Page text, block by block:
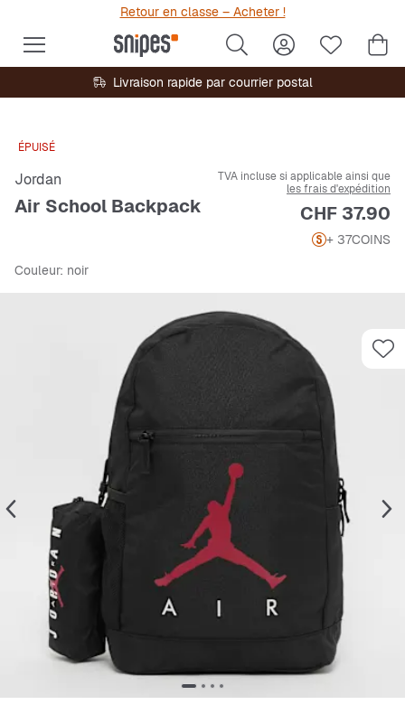
Retour en classe – Acheter !
Livraison rapide par courrier postal
ÉPUISÉ
Jordan
Air School Backpack
TVA incluse si applicable ainsi que
les frais d'expédition
Prix
CHF 37.90
+ 37COINS
Couleur: noir